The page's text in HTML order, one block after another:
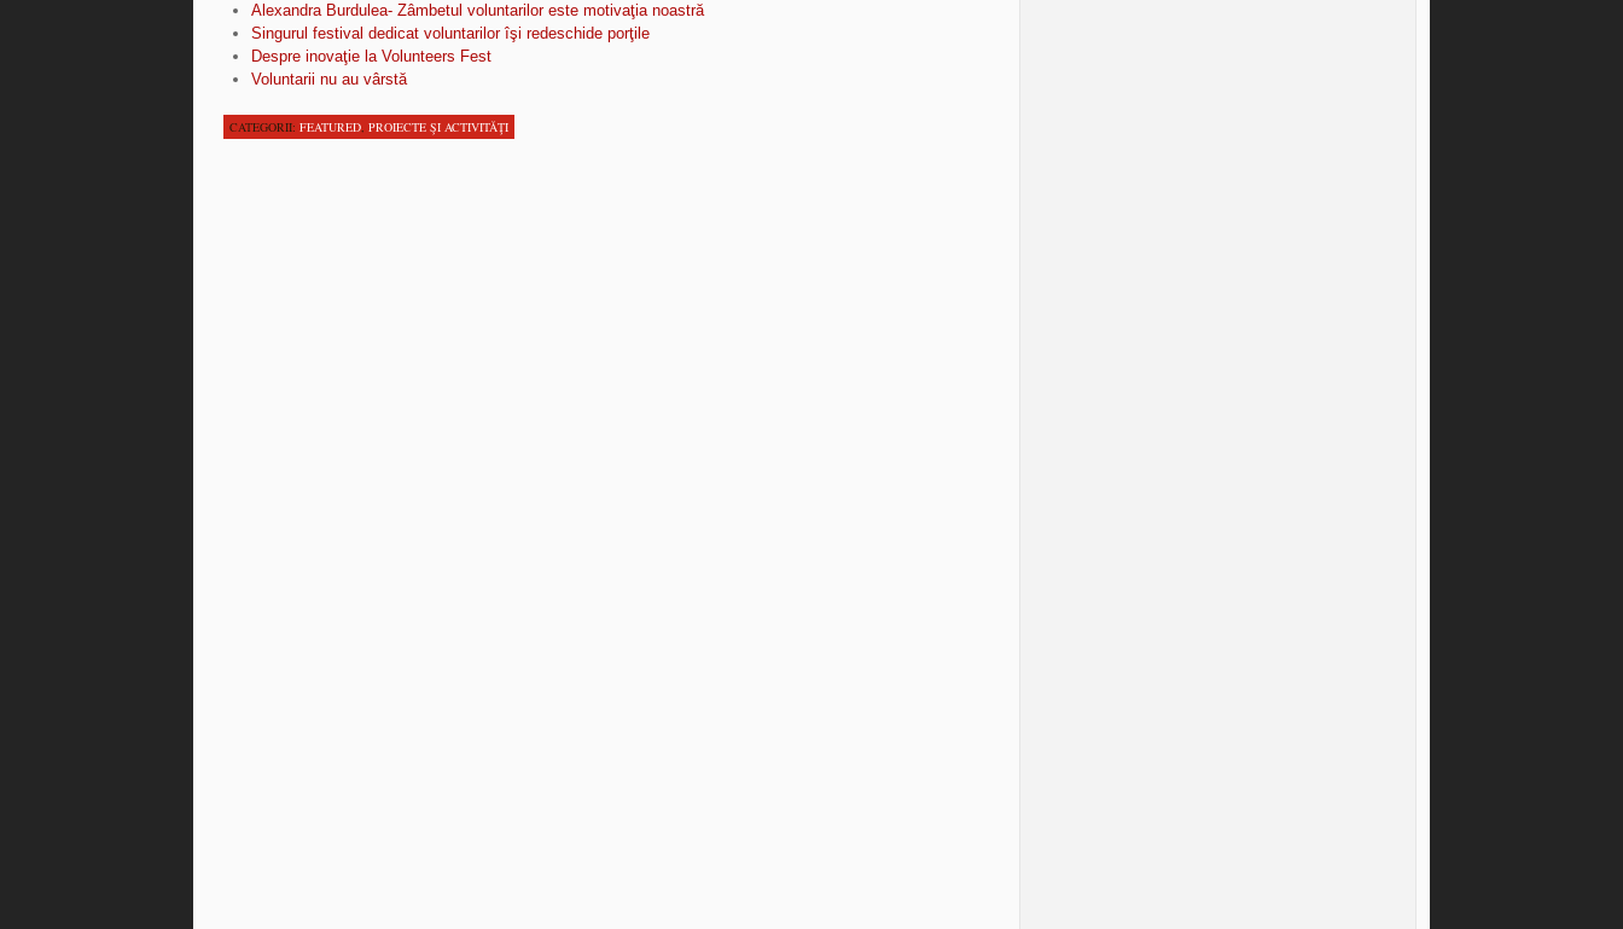
Alexandra Burdulea- Zâmbetul voluntarilor este motivaţia noastră
Singurul festival dedicat voluntarilor îşi redeschide porţile
Despre inovaţie la Volunteers Fest
Voluntarii nu au vârstă
CATEGORII: FEATURED, PROIECTE ŞI ACTIVITĂŢI